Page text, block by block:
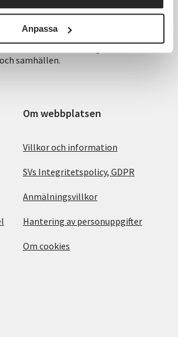
Anpassa- Vi är en central
bidrar till demokrati och
samhällen.
Om webbplatsen
Villkor och information
SVs Integritetspolicy, GDPR
Anmälningsvillkor
Hantering av personuppgifter
Om cookies